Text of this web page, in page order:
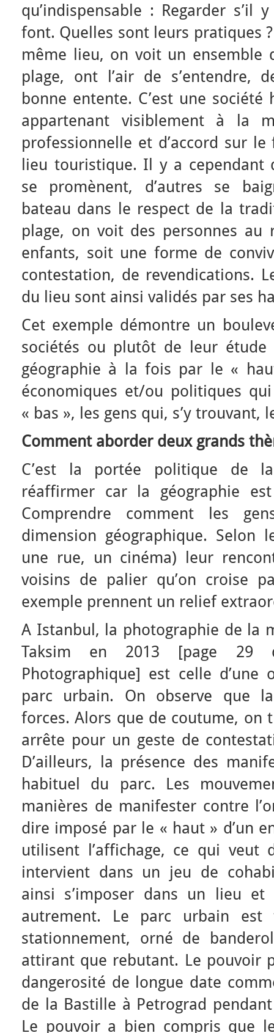
qu’indispensable : Regarder s’il
font. Quelles sont leurs pratiques
même lieu, on voit un ensemble
plage, ont l’air de s’entendre,
bonne entente. C’est une société
appartenant visiblement à la
professionnelle et d’accord sur
lieu touristique. Il y a cependant
se promènent, d’autres se
bateau dans le respect de la
plage, on voit des personnes au
enfants, soit une forme de
contestation, de revendications.
du lieu sont ainsi validés par ses
Cet exemple démontre un
sociétés ou plutôt de leur
géographie à la fois par le «
économiques et/ou politiques
« bas », les gens qui, s’y trouvant,
Comment aborder deux grands
C’est la portée politique de
réaffirmer car la géographie
Comprendre comment les
dimension géographique. Selon
une rue, un cinéma) leur
voisins de palier qu’on croise
exemple prennent un relief
A Istanbul, la photographie de la
Taksim en 2013 [page 29
Photographique] est celle d’une
parc urbain. On observe que
forces. Alors que de coutume, on
arrête pour un geste de
D’ailleurs, la présence des
habituel du parc. Les
manières de manifester contre
dire imposé par le « haut » d’un
utilisent l’affichage, ce qui veut
intervient dans un jeu de
ainsi s’imposer dans un lieu et
autrement. Le parc urbain
stationnement, orné de
attirant que rebutant. Le pouvoir
dangerosité de longue date
de la Bastille à Petrograd
Le pouvoir a bien compris que